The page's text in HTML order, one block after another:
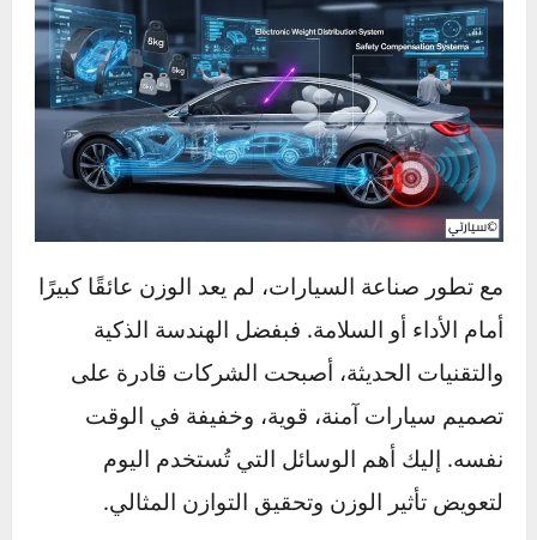
للوصول إلى نفس السرعة.
مثال:
قد تتسارع سيارة خفيفة بقوة 150 حصانًا من
0 إلى 100 كم/س في 8 ثوانٍ، بينما قد تحتاج سيارة
أثقل بنفس القوة إلى أكثر من 11 ثانية.
خلاصة سريعة:
العامل
السيارات
الخفيفة
السيارات الثقيلة
الكبح أسرع استجابة مسافة توقف أطول
التحكم
وانعطاف
ثبات لكن بصعوبة في